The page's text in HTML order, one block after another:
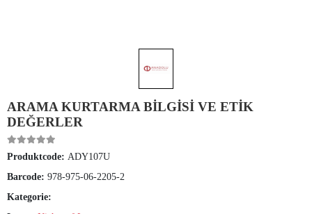
ARAMA KURTARMA BİLGİSİ VE ETİK
DEĞERLER
Produktcode: ADY107U
Barcode: 978-975-06-2205-2
Kategorie: